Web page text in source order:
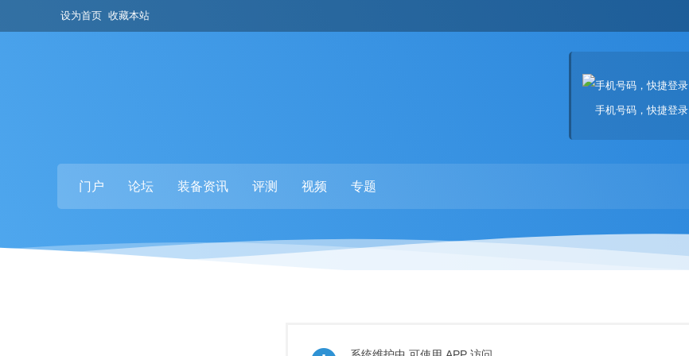
设为首页 收藏本站
手机号码，快捷登录
门户 论坛 装备资讯 评测 视频 专题